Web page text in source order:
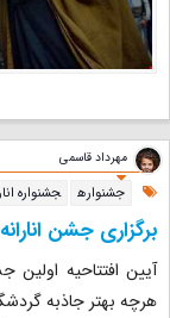
مهرداد قاسمی
جشنواره جشنواره
برگزاری جشن
آیین افتتاحیه اولین
هرچه بهتر جاذبه